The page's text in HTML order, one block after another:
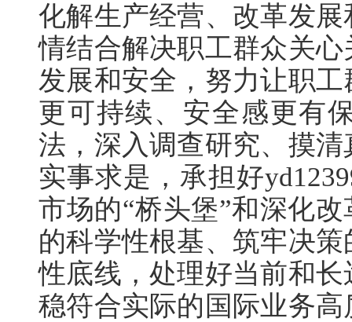
化解生产经营、改革发
情结合解决职工群众关
发展和安全，努力让职
更可持续、安全感更有
法，深入调查研究、摸
实事求是，承担好
市场的“桥头堡”和深化
的科学性根基、筑牢决
性底线，处理好当前和
稳符合实际的国际业务